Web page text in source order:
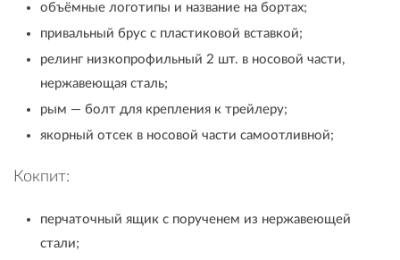
объёмные логотипы и название на бортах;
привальный брус с пластиковой вставкой;
релинг низкопрофильный 2 шт. в носовой части,
нержавеющая сталь;
рым — болт для крепления к трейлеру;
якорный отсек в носовой части самоотливной;
Кокпит:
перчаточный ящик с порученем из нержавеющей
стали;